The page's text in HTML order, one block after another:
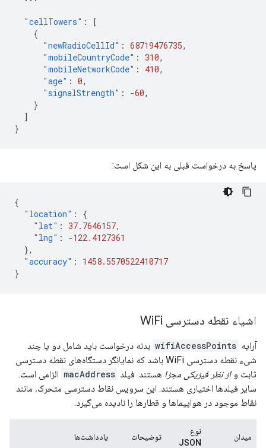
"cellTowers" :
[
{
"newRadioCellId" : 68719476735,
"mobileCountryCode" : 310,
"mobileNetworkCode" : 410,
"age" : 0,
"signalStrength" : -60,
}
]
}
پاسخ به درخواست قبلی به این شکل است:
{
"location" :
{
"lat" : 37.7646157,
"lng" :
-122.4127361
},
"accuracy" :
1458.5570522410717
}
اشیاء نقطه دسترسی Wi Fi
آرایه wifiAccessPoints بدنه درخواست باید شامل دو یا چند
شیء نقطه دسترسی WiFi باشد که نمایانگر دستگاه‌های نقطه دسترسی
ثابت واز نظر فیزیکی مجزا هستند. فیلد macAddress الزامی است.
سایر فیلدها اختیاری هستند. این سرویس نقاط دسترسی متحرک، مانند
نقاط موجود در هواپیماها و قطارها را نادیده می‌گیرد.
میدان
نوع
JSON
توضیحات یادداشت‌ها